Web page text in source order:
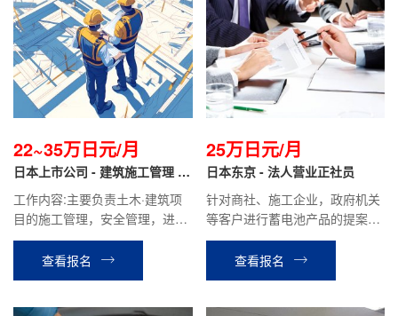
22~35万日元/月
日本上市公司 - 建筑施工管理 正
工作内容:主要负责土木·建筑项
目的施工管理，安全管理，进度
管理，质量管理，成本管理工作
特性|以及环境管理等。根据客户
需求，使用CAD制图进行图纸修
查看报名
25万日元/月
日本东京 - 法人营业正社员
针对商社、施工企业，政府机关
等客户进行蓄电池产品的提案和
销售，维护老客户，合同签订，
参加展会等工作。
查看报名